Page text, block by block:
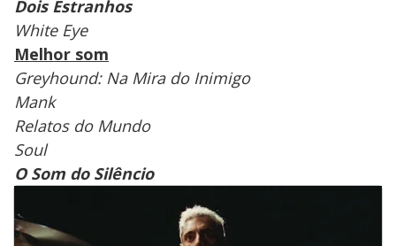
Dois Estranhos
White Eye
Melhor som
Greyhound: Na Mira do Inimigo
Mank
Relatos do Mundo
Soul
O Som do Silêncio